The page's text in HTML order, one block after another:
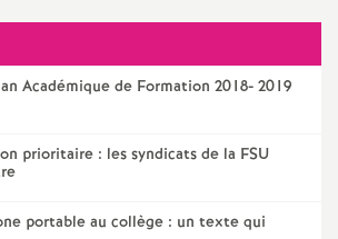
s
d
e
S
Académique de Formation 2018- 2019
prioritaire : les syndicats de la FSU
portable au collège : un texte qui